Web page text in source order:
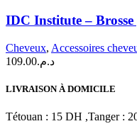
Institute
–
pour
Cheveux
IDC Institute –
Cheveux, Accessoires
د.م.109.00
LIVRAISON À DOMICILE
Tétouan : 15 DH ,Tanger :